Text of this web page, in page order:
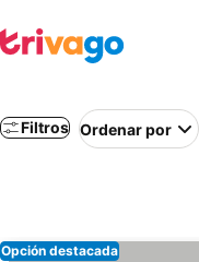
Filtros Ordenar por
Opción destacada